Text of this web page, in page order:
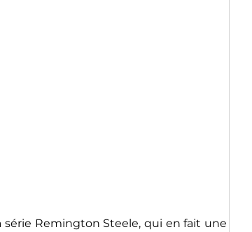
Remington Steele, qui en fait une